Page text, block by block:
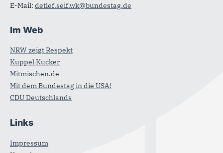
E-Mail: detlef.seif.wk@bundestag.de
Im Web
NRW zeigt Respekt
Kuppel Kucker
Mitmischen.de
Mit dem Bundestag in die USA!
CDU Deutschlands
Links
Impressum